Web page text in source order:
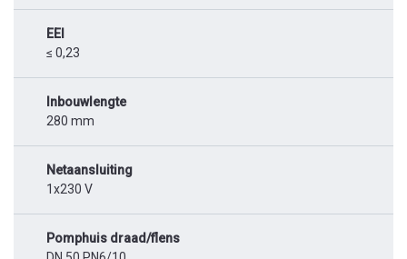
EEI
≤ 0,23
Inbouwlengte
280 mm
Netaansluiting
1x230 V
Pomphuis draad/flens